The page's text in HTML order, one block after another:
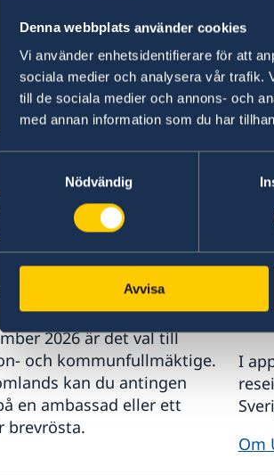
Denna webbplats använder cookies
Vi använder enhetsidentifierare för att
sociala medier och analysera vår trafik.
till de sociala medier och annons- och
med annan information som du har
Nödvändig
Avvisa
För närvarande finns inga
Ambassadens
Senast uppdaterad 03 aug.
2026
2026 är det val till
och kommunfullmäktige.
kan du antingen
en ambassad eller ett
brevrösta.
I
Om